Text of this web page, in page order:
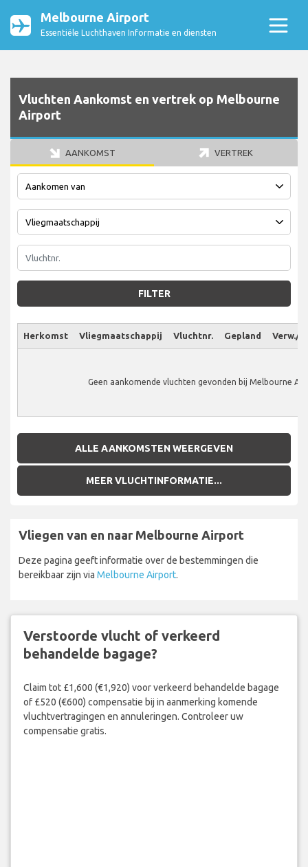
Melbourne Airport
Essentiële Luchthaven Informatie en diensten
Vluchten Aankomst en vertrek op Melbourne
Airport
AANKOMST VERTREK
FILTER
Herkomst Vliegmaatschappij Vluchtnr. Gepland Verw./
Geen aankomende vluchten gevonden bij Melbourne
ALLE AANKOMSTEN WEERGEVEN
MEER VLUCHTINFORMATIE...
Vliegen van en naar Melbourne Airport
Deze pagina geeft informatie over de bestemmingen die
bereikbaar zijn via Melbourne Airport.
Verstoorde vlucht of verkeerd
behandelde bagage?
Claim tot £1,600 (€1,920) voor verkeerd behandelde bagage
of £520 (€600) compensatie bij in aanmerking komende
vluchtvertragingen en annuleringen. Controleer uw
compensatie gratis.